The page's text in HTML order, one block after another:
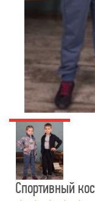
Спортивный